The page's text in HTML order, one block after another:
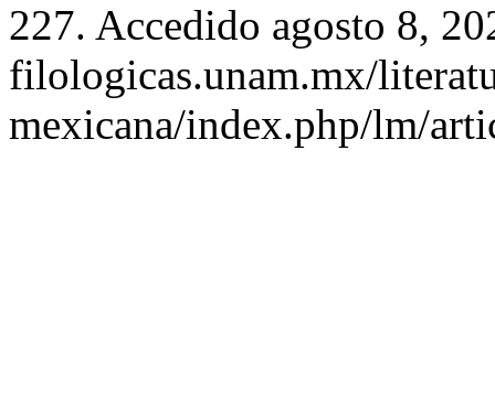
227. Accedido agosto 8,
filologicas.unam.mx/
mexicana/index.php/lm/